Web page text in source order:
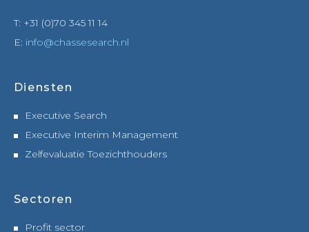
T: +31 (0)70 345 11 14
E: info@chassesearch.nl
Diensten
Executive Search
Executive Interim Management
Zelfevaluatie Toezichthouders
Sectoren
Profit sector